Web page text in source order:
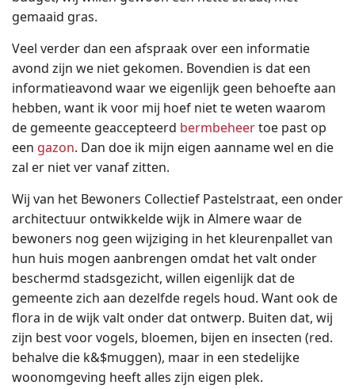
gemaaid gras.
Veel verder dan een afspraak over een informatie
avond zijn we niet gekomen. Bovendien is dat een
informatieavond waar we eigenlijk geen behoefte aan
hebben, want ik voor mij hoef niet te weten waarom
de gemeente geaccepteerd bermbeheertoe past op
een gazon. Dan doe ik mijn eigen aanname wel en die
zal er niet ver vanaf zitten.
Wij van het Bewoners Collectief Pastelstraat, een onder
architectuur ontwikkelde wijk in Almere waar de
bewoners nog geen wijziging in het kleurenpallet van
hun huis mogen aanbrengen omdat het valt onder
beschermd stadsgezicht, willen eigenlijk dat de
gemeente zich aan dezelfde regels houd. Want ook de
flora in de wijk valt onder dat ontwerp. Buiten dat, wij
zijn best voor vogels, bloemen, bijen en insecten (red.
behalve die k&$muggen), maar in een stedelijke
woonomgeving heeft alles zijn eigen plek.